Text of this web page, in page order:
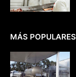
MÁS POPULARES